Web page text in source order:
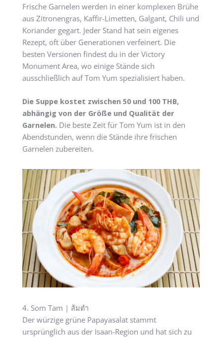
Frische Garnelen werden in einer komplexen Brühe
aus Zitronengras, Kaffir-Limetten, Galgant, Chili und
Koriander gegart. Jeder Stand hat sein eigenes
Rezept, oft über Generationen verfeinert. Die
besten Versionen findest du in der Victory
Monument Area, wo einige Stände sich
ausschließlich auf Tom Yum spezialisiert haben.
Die Suppe kostet zwischen 50 und 100 THB,
abhängig von der Größe und Qualität der
Garnelen. Die beste Zeit für Tom Yum ist in den
Abendstunden, wenn die Stände ihre frischen
Garnelen zubereiten.
4. Som Tam | ส้มตำ
Der würzige grüne Papayasalat stammt
ursprünglich aus der Isaan-Region und hat sich zu